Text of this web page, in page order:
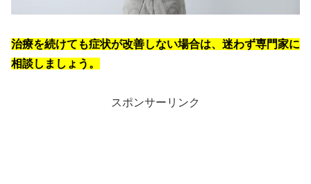
治療を続けても症状が改善しない場合は、迷わず専門家に
相談しましょう。
スポンサーリンク